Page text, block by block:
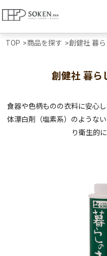
TOP >商品を探す >創健社 暮
創健社 暮ら
食器や色柄ものの衣料に安心
体漂白剤（塩素系）のような
り衛生的